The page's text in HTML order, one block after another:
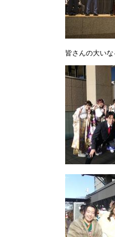
皆さんの大いな